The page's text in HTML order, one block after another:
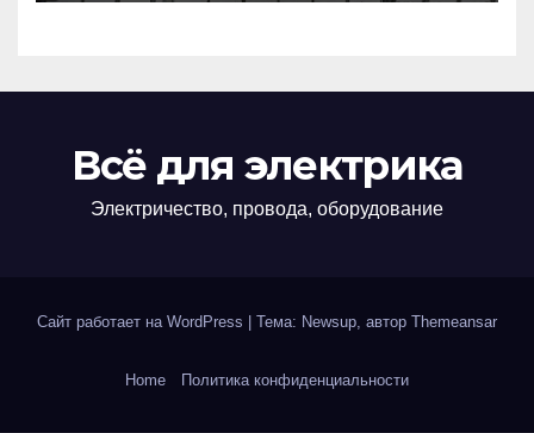
Всё для электрика
Электричество, провода, оборудование
Сайт работает на WordPress Тема: Newsup, автор Themeansar
Home Политика конфиденциальности